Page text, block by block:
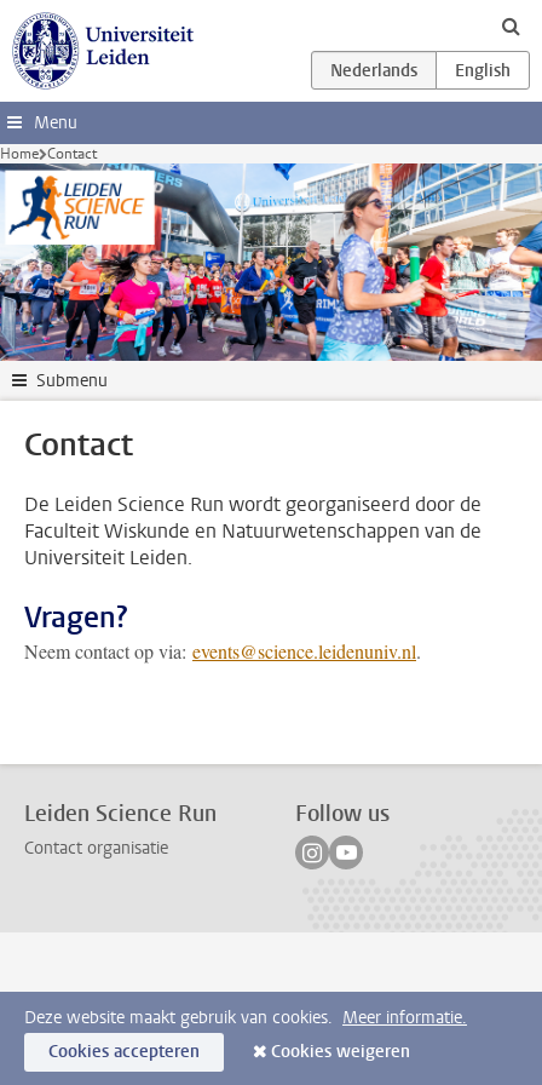
Ga direct naar de inhoud
Menu
Home Contact
Submenu
Contact
De Leiden Science Run wordt georganiseerd door de
Faculteit Wiskunde en Natuurwetenschappen van de
Universiteit Leiden.
Vragen?
Neem contact op via: events@science.leidenuniv.nl.
Leiden Science Run
Contact organisatie
Follow us
Volg ons op instagram
Volg ons op youtube
Deze website maakt gebruik van cookies. Meer informatie.
Cookies accepteren
Cookies weigeren